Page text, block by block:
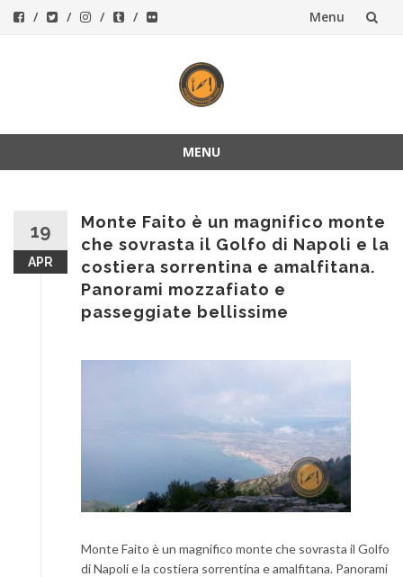
Menu
MENU
19
APR
Monte Faito è un magnifico monte
che sovrasta il Golfo di Napoli e la
costiera sorrentina e amalfitana.
Panorami mozzafiato e
passeggiate bellissime
Monte Faito è un magnifico monte che sovrasta il Golfo
di Napoli e la costiera sorrentina e amalfitana. Panorami